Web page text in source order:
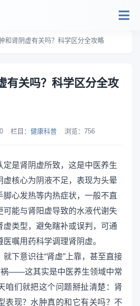
和肾阴虚有关吗？科学区分全攻略
有关吗？科学区分全攻
栏目： 健康科普 浏览： 756
定是肾阴虚所致，这是中医养生
虚核心为阴液不足，表现为头晕
脚心发热等内热症状，一般不直
可能与肾阳虚导致的水液代谢失
虚类型，避免瞎补或误判，可通
嘱用药科学调理肾阴虚。
下意识往“肾虚”上靠，甚至直接
祸——这其实是中医养生领域中常
咱们就把这个问题掰扯清楚：肾
表现？水肿真的和它有关吗？不